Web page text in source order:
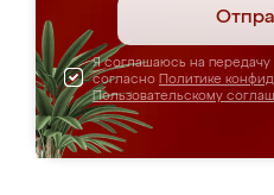
Я соглашаюсь на
согласно Политике
Пользовательскому